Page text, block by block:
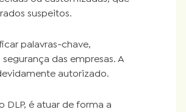
suspeitos.
palavras-chave,
das empresas. A
autorizado.
é atuar de forma a